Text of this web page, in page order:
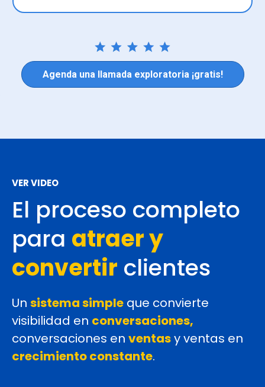
Agenda una llamada exploratoria ¡gratis!
VER VIDEO
El proceso completo
para atraer y
convertir clientes
Un sistema simple que convierte
visibilidad en conversaciones,
conversaciones en ventasyventas en
crecimiento constante.